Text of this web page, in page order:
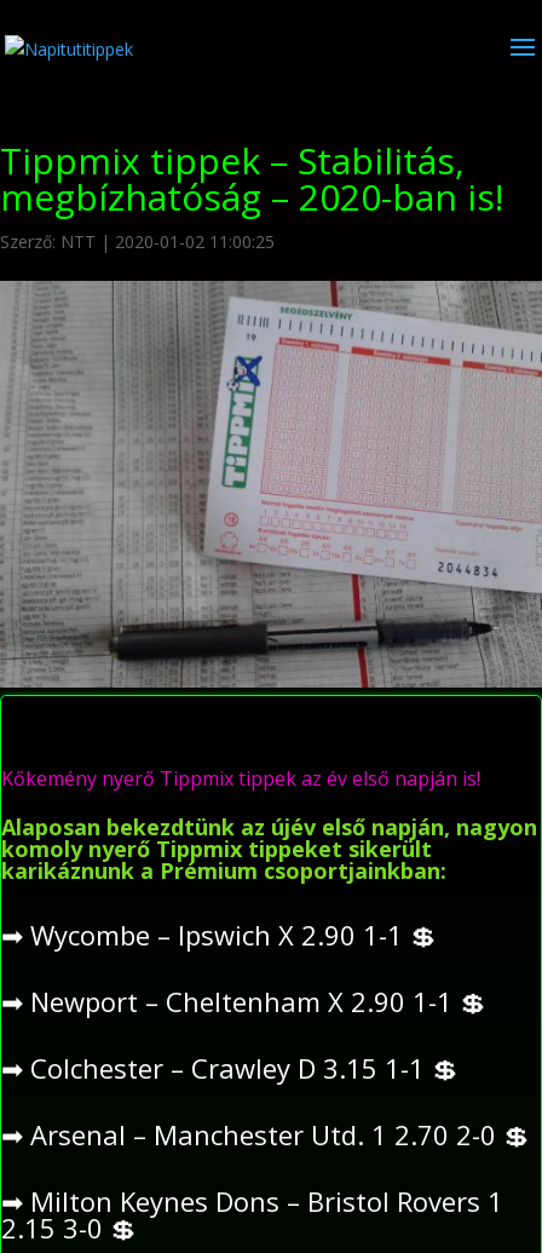
Tippmix tippek – Stabilitás,
megbízhatóság – 2020-ban is!
Szerző: NTT | 2020-01-02 11:00:25
Kőkemény nyerő Tippmix tippek az év első napján is!
Alaposan bekezdtünk az újév első napján, nagyon
komoly nyerő Tippmix tippeket sikerült
karikáznunk a Prémium csoportjainkban:
➡ Wycombe – Ipswich X 2.90 1-1 💲
➡ Newport – Cheltenham X 2.90 1-1 💲
➡ Colchester – Crawley D 3.15 1-1 💲
➡ Arsenal – Manchester Utd. 1 2.70 2-0 💲
➡ Milton Keynes Dons – Bristol Rovers 1
2.15 3-0 💲